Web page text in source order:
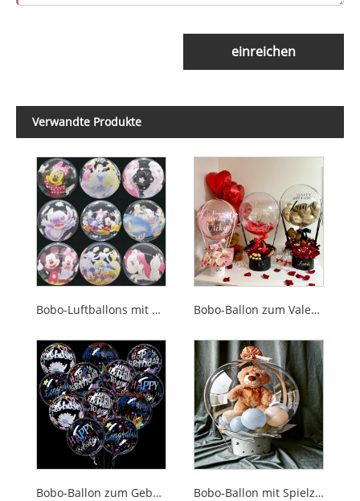
einreichen
Verwandte Produkte
Bobo-Luftballons mit Cartoon-Aufdruck Bobo-Ballon zum Valentinstag
Bobo-Ballon zum Geburtstag Bobo-Ballon mit Spielzeughase